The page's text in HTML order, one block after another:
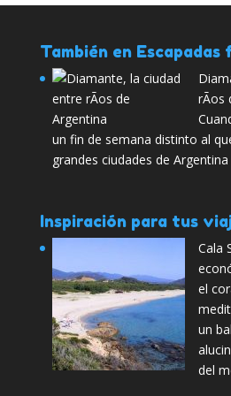
También en Escapadas
rÃ­os
un fin de semana distinto al
grandes ciudades de
Inspiración para tus
Cala
el
un
del